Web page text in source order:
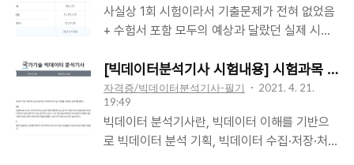
세요. 시험 준비하시는 분들 도움되시기 바랍니
다. 과목요약 정리 링크주요 키워드[1과목]분석
빅데이터 플랫폼, 데이터 분석계획, 분석방법론
유형 등 I. 빅데이터 분석 기획 - 2 데이터 수집
및 저장시스템, 데이터 처리기술, 데이터 속성
및 측정척도, 데이터 변환 및 비식별화 등[2과
목]탐색 II. 빅데이터 탐색 - 1 데이터 정제 및 전
사실상 1회 시험이라서 기출문제가 전혀 없었음
+ 수험서 포함 모두의 예상과 달랐던 실제 시험
는데 다행ㅠ합격했다ㅠ 몰랐는데 복수정답 인정
해준다는 공지가 올라와 있었다. "출제 및 감수
를 철저히 하였음에도 불구하고" ...2문제나~!^^
둘다 대학 학부시험에서도 충분히 나올법한 문
제인데 국가자격시험에서 감수를 철저히해서 나
[빅데이터분석기사 시험내용] 시험과목 및
자격증/빅데이터분석기사-필기
2021. 4. 21.
19:49
빅데이터 분석기사란, 빅데이터 이해를 기반으
로 빅데이터 분석 기획, 빅데이터 수집·저장·처